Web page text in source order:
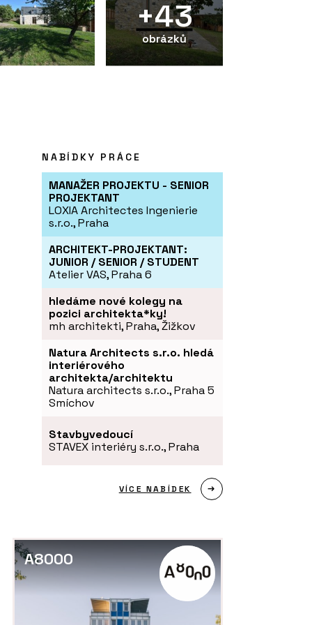
+43
obrázků
NABÍDKY PRÁCE
MANAŽER PROJEKTU - SENIOR
PROJEKTANT
LOXIA Architectes Ingenierie
s.r.o., Praha
ARCHITEKT-PROJEKTANT:
JUNIOR / SENIOR / STUDENT
Atelier VAS, Praha 6
hledáme nové kolegy na
pozici architekta*ky!
mh architekti, Praha, Žižkov
Natura Architects s.r.o. hledá
interiérového
architekta/architektu
Natura architects s.r.o., Praha 5
Smíchov
Stavbyvedoucí
STAVEX interiéry s.r.o., Praha
VÍCE NABÍDEK
A8000